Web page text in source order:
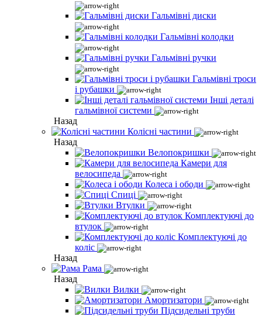
Гальмівні диски
Гальмівні колодки
Гальмівні ручки
Гальмівні троси
і рубашки
Інші деталі
гальмівної системи
Назад
Колісні частини
Назад
Велопокришки
Камери для
велосипеда
Колеса і ободи
Спиці
Втулки
Комплектуючі до
втулок
Комплектуючі до
коліс
Назад
Рама
Назад
Вилки
Амортизатори
Підсидельні труби